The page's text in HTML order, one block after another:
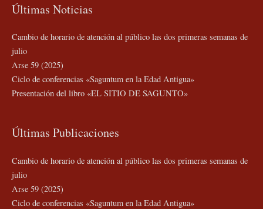
Últimas Noticias
Cambio de horario de atención al público las dos primeras semanas de
julio
Arse 59 (2025)
Ciclo de conferencias «Saguntum en la Edad Antigua»
Presentación del libro «EL SITIO DE SAGUNTO»
Últimas Publicaciones
Cambio de horario de atención al público las dos primeras semanas de
julio
Arse 59 (2025)
Ciclo de conferencias «Saguntum en la Edad Antigua»